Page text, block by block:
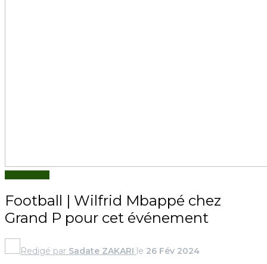
Football | Wilfrid Mbappé chez
Grand P pour cet événement
Redigé par Sadate ZAKARI le 26 Fév 2024